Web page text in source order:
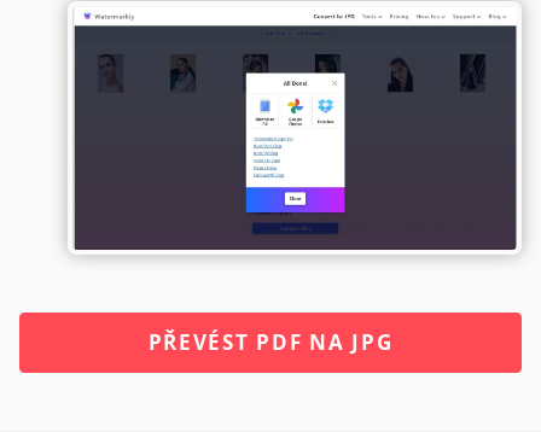
PŘEVÉST PDF NA JPG